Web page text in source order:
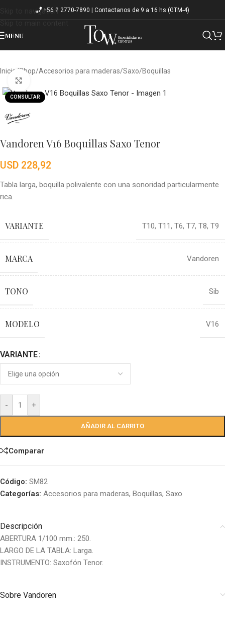
Skip to navigation
Skip to main content
+56 9 2770-7890 | Contactanos de 9 a 16 hs (GTM-4)
MENU
Inicio /Shop/Accesorios para maderas/Saxo/Boquillas
CONSULTAR
Vandoren V16 Boquillas Saxo Tenor
USD 228,92
Tabla larga, boquilla polivalente con una sonoridad particularmente
rica.
VARIANTE T10, T11 , T6, T7, T8, T9
MARCA Vandoren
TONO Sib
MODELO V16
VARIANTE
- +
AÑADIR AL CARRITO
Comparar
Código: SM82
Categorías: Accesorios para maderas, Boquillas, Saxo
Descripción
ABERTURA 1/100 mm.: 250.
LARGO DE LA TABLA: Larga.
INSTRUMENTO: Saxofón Tenor.
Sobre Vandoren